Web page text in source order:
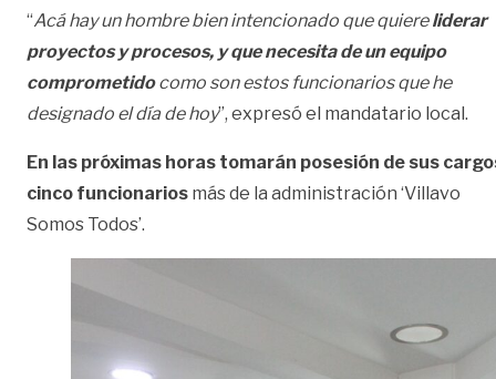
“Acá hay un hombre bien intencionado que quiereliderar
proyectos y procesos, y que necesita de un equipo
comprometidocomo son estos funcionarios que he
designado el día de hoy”, expresó el mandatario local.
En las próximas horas tomarán posesión de sus
cinco funcionarios más de la administración ‘Villavo
Somos Todos’.